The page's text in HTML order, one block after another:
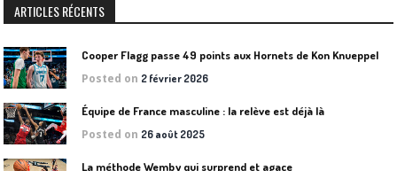
ARTICLES RÉCENTS
Cooper Flagg passe 49 points aux Hornets de Kon Knueppel
Posted on 2 février 2026
Équipe de France masculine : la relève est déjà là
Posted on 26 août 2025
La méthode Wemby qui surprend et agace